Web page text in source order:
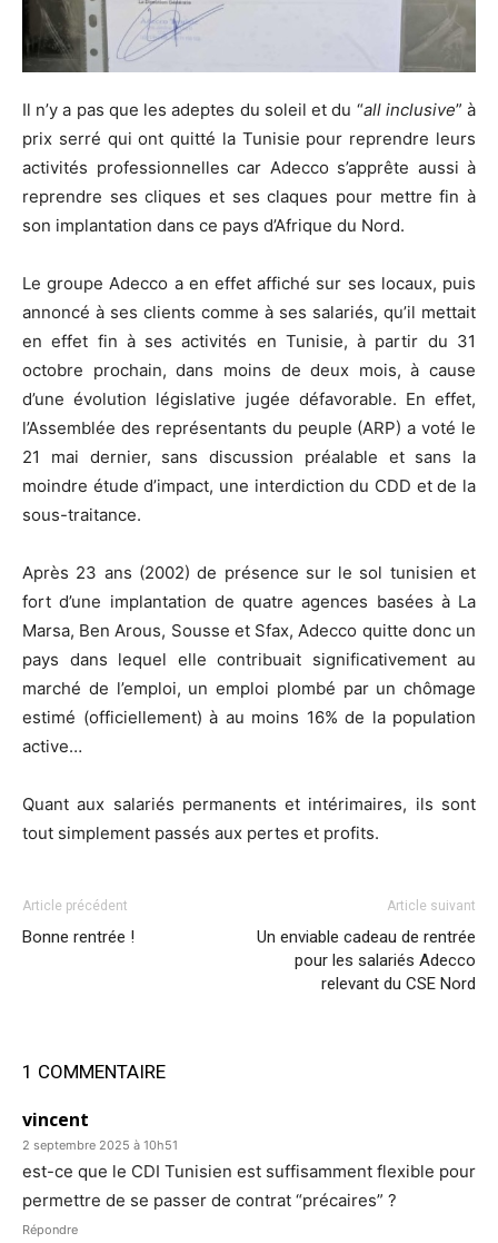
Il n’y a pas que les adeptes du soleil et du “all inclusive” à
prix serré qui ont quitté la Tunisie pour reprendre leurs
activités professionnelles car Adecco s’apprête aussi à
reprendre ses cliques et ses claques pour mettre fin à
son implantation dans ce pays d’Afrique du Nord.
Le groupe Adecco a en effet affiché sur ses locaux, puis
annoncé à ses clients comme à ses salariés, qu’il mettait
en effet fin à ses activités en Tunisie, à partir du 31
octobre prochain, dans moins de deux mois, à cause
d’une évolution législative jugée défavorable. En effet,
l’Assemblée des représentants du peuple (ARP) a voté le
21 mai dernier, sans discussion préalable et sans la
moindre étude d’impact, une interdiction du CDD et de la
sous-traitance.
Après 23 ans (2002) de présence sur le sol tunisien et
fort d’une implantation de quatre agences basées à La
Marsa, Ben Arous, Sousse et Sfax, Adecco quitte donc un
pays dans lequel elle contribuait significativement au
marché de l’emploi, un emploi plombé par un chômage
estimé (officiellement) à au moins 16% de la population
active…
Quant aux salariés permanents et intérimaires, ils sont
tout simplement passés aux pertes et profits.
Article précédent
Bonne rentrée !
Article suivant
Un enviable cadeau de rentrée
pour les salariés Adecco
relevant du CSE Nord
1 COMMENTAIRE
vincent
2 septembre 2025 à 10h51
est-ce que le CDI Tunisien est suffisamment flexible pour
permettre de se passer de contrat “précaires” ?
Répondre